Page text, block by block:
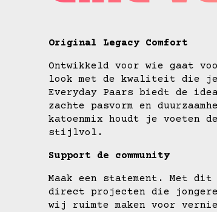
Original Legacy Comfort
Ontwikkeld voor wie gaat
look met de kwaliteit die je
Everyday Paars biedt de
zachte pasvorm en
katoenmix houdt je voeten
stijlvol.
Support de community
Maak een statement. Met
direct projecten die
wij ruimte maken voor